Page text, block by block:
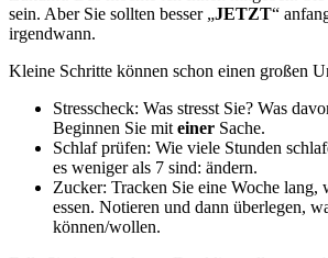
sein. Aber Sie sollten besser „JETZT“
irgendwann.
Kleine Schritte können schon einen großen
Stresscheck: Was stresst Sie? Was
Beginnen Sie mit einer Sache.
Schlaf prüfen: Wie viele Stunden
es weniger als 7 sind: ändern.
Zucker: Tracken Sie eine Woche lang,
essen. Notieren und dann überlegen,
können/wollen.